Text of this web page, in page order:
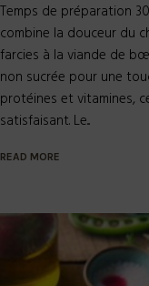
Temps de préparation
combine la douceur du
farcies à la viande de
non sucrée pour une
protéines et vitamines,
satisfaisant. Le...
READ MORE